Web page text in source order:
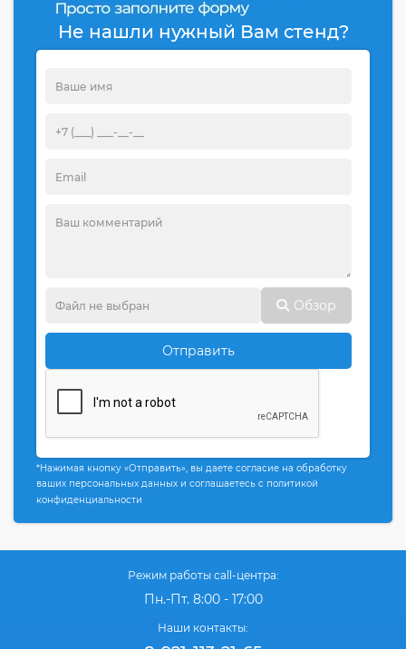
Не нашли нужный Вам стенд?
Обзор
Отправить
*Нажимая кнопку «Отправить», вы даете согласие на обработку
ваших персональных данных и соглашаетесь с политикой
конфиденциальности
Режим работы call-центра:
Пн.-Пт. 8:00 - 17:00
Наши контакты: